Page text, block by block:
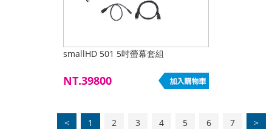
smallHD 501 5吋螢幕套組
NT.39800
< 1 2 3 4 5 6 7 >